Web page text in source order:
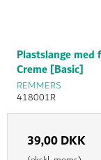
Plastslange
Creme [Basic]
REMMERS
418001R
39,00 DKK